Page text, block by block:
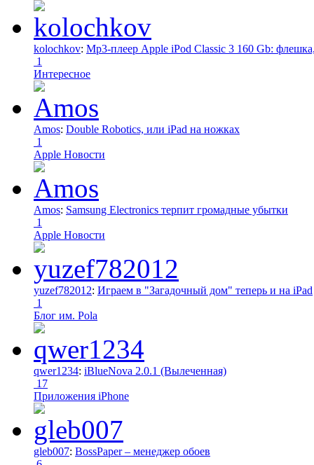
kolochkov: Mp3-плеер Apple iPod Classic 3 160 Gb:
1
Интересное
Amos: Double Robotics, или iPad на ножках
1
Apple Новости
Amos: Samsung Electronics терпит громадные убытки
1
Apple Новости
yuzef782012: Играем в "Загадочный дом" теперь и на iPad
1
Блог им. Pola
qwer1234: iBlueNova 2.0.1 (Вылеченная)
17
Приложения iPhone
gleb007: BossPaper – менеджер обоев